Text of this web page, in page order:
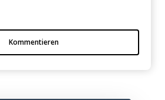
Kommentieren